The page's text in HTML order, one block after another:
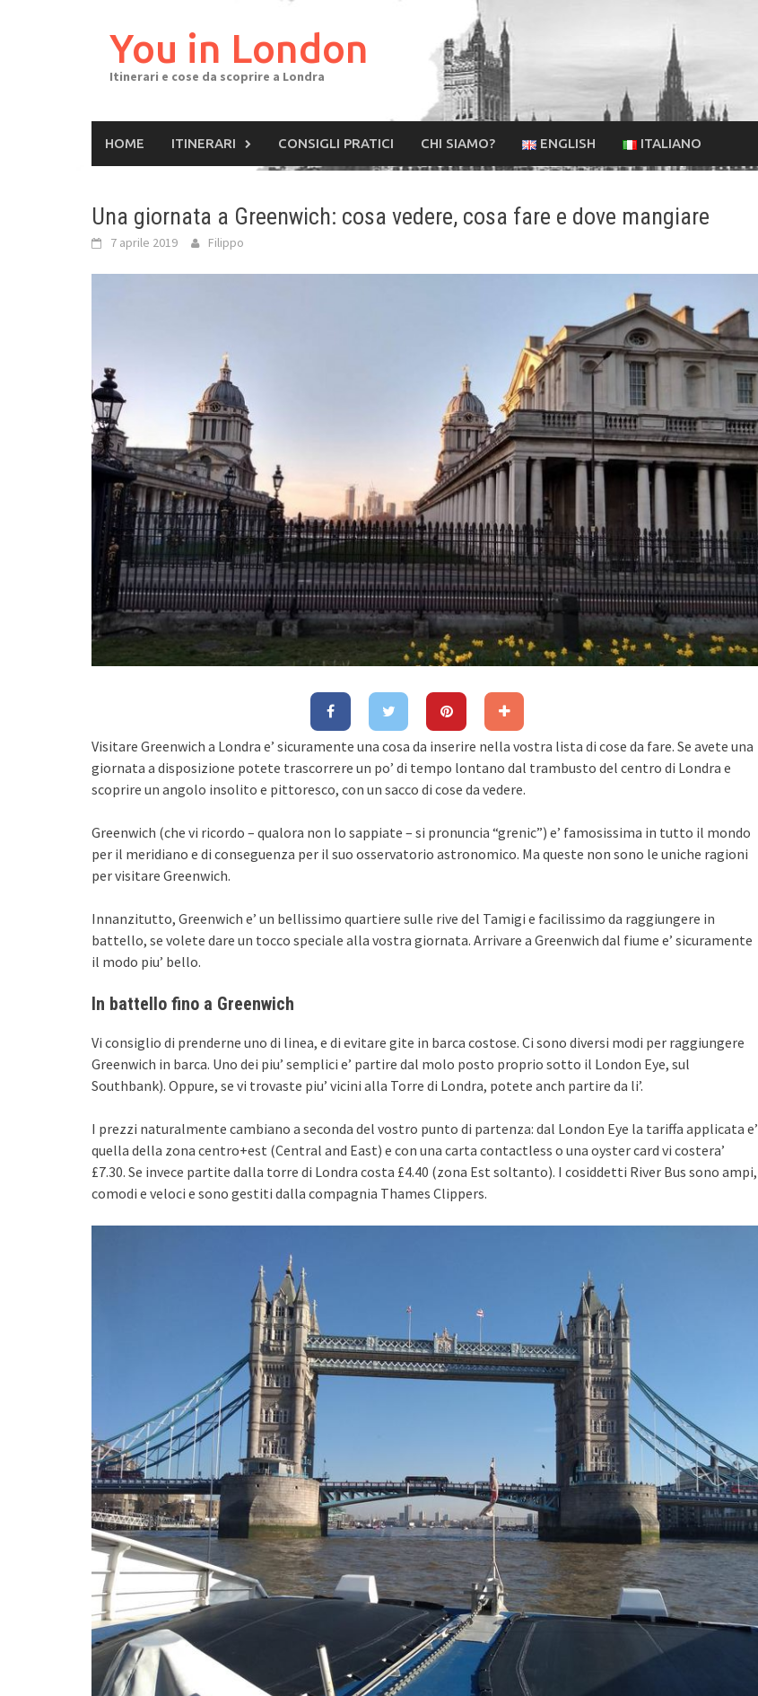
You in London
Itinerari e cose da scoprire a Londra
HOME ITINERARI CONSIGLI PRATICI CHI SIAMO? ENGLISH ITALIANO
Una giornata a Greenwich: cosa vedere, cosa fare e dove mangiare
7 aprile 2019 Filippo
Visitare Greenwich a Londra e’ sicuramente una cosa da inserire nella vostra lista di cose da fare. Se avete una
giornata a disposizione potete trascorrere un po’ di tempo lontano dal trambusto del centro di Londra e
scoprire un angolo insolito e pittoresco, con un sacco di cose da vedere.
Greenwich (che vi ricordo – qualora non lo sappiate – si pronuncia “grenic”) e’ famosissima in tutto il mondo
per il meridiano e di conseguenza per il suo osservatorio astronomico. Ma queste non sono le uniche ragioni
per visitare Greenwich.
Innanzitutto, Greenwich e’ un bellissimo quartiere sulle rive del Tamigi e facilissimo da raggiungere in
battello, se volete dare un tocco speciale alla vostra giornata. Arrivare a Greenwich dal fiume e’ sicuramente
il modo piu’ bello.
In battello fino a Greenwich
Vi consiglio di prenderne uno di linea, e di evitare gite in barca costose. Ci sono diversi modi per raggiungere
Greenwich in barca. Uno dei piu’ semplici e’ partire dal molo posto proprio sotto il London Eye, sul
Southbank). Oppure, se vi trovaste piu’ vicini alla Torre di Londra, potete anch partire da li’.
I prezzi naturalmente cambiano a seconda del vostro punto di partenza: dal London Eye la tariffa applicata e’
quella della zona centro+est (Central and East) e con una carta contactless o una oyster card vi costera’
£7.30. Se invece partite dalla torre di Londra costa £4.40 (zona Est soltanto). I cosiddetti River Bus sono ampi,
comodi e veloci e sono gestiti dalla compagnia Thames Clippers.